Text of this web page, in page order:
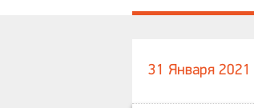
31 Января 2021